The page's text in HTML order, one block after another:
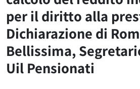
per il diritto alla
Dichiarazione di
Bellissima,
Uil Pensionati